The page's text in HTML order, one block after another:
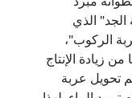
الذي
الركوب"،
زيادة الإنتاج
وفقًا لذلك. وفي عام 1887، تم تحويل عربة